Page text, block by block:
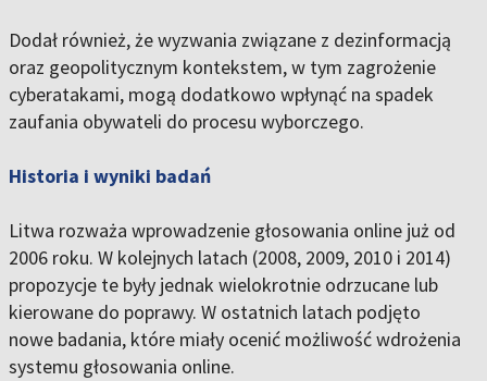
Dodał również, że wyzwania związane z dezinformacją
oraz geopolitycznym kontekstem, w tym zagrożenie
cyberatakami, mogą dodatkowo wpłynąć na spadek
zaufania obywateli do procesu wyborczego.
Historia i wyniki badań
Litwa rozważa wprowadzenie głosowania online już od
2006 roku. W kolejnych latach (2008, 2009, 2010 i 2014)
propozycje te były jednak wielokrotnie odrzucane lub
kierowane do poprawy. W ostatnich latach podjęto
nowe badania, które miały ocenić możliwość wdrożenia
systemu głosowania online.